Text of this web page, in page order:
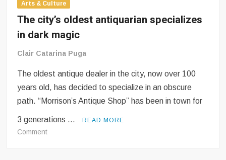
de
la
ville
se
spécialise
magie
noire
Arts & Culture
The city’s oldest antiquarian specializes
in dark magic
Clair Catarina Puga
The oldest antique dealer in the city, now over 100
years old, has decided to specialize in an obscure
path. “Morrison’s Antique Shop” has been in town for
3 generations … READ MORE
Commenton